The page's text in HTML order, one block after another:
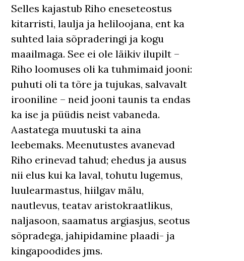
Selles kajastub Riho eneseteostus
kitarristi, laulja ja heliloojana, ent ka
suhted laia sõpraderingi ja kogu
maailmaga. See ei ole läikiv ilupilt –
Riho loomuses oli ka tuhmimaid jooni:
puhuti oli ta tõre ja tujukas, salvavalt
irooniline – neid jooni taunis ta endas
ka ise ja püüdis neist vabaneda.
Aastatega muutuski ta aina
leebemaks. Meenutustes avanevad
Riho erinevad tahud; ehedus ja ausus
nii elus kui ka laval, tohutu lugemus,
luulearmastus, hiilgav mälu,
nautlevus, teatav aristokraatlikus,
naljasoon, saamatus argiasjus, seotus
sõpradega, jahipidamine plaadi- ja
kingapoodides jms.